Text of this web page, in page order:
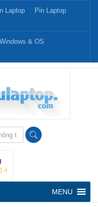
Laptop
Pin Laptop
Windows & OS
₫